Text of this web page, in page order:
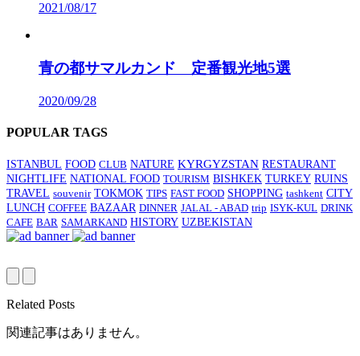
2021/08/17
青の都サマルカンド 定番観光地5選
2020/09/28
POPULAR TAGS
ISTANBUL FOOD CLUB NATURE KYRGYZSTAN RESTAURANT
NIGHTLIFE NATIONAL FOOD TOURISM BISHKEK TURKEY RUINS
TRAVEL souvenir TOKMOK TIPS FAST FOOD SHOPPING tashkent CITY
LUNCH COFFEE BAZAAR DINNER JALAL - ABAD trip ISYK-KUL DRINK
CAFE BAR SAMARKAND HISTORY UZBEKISTAN
Related Posts
関連記事はありません。